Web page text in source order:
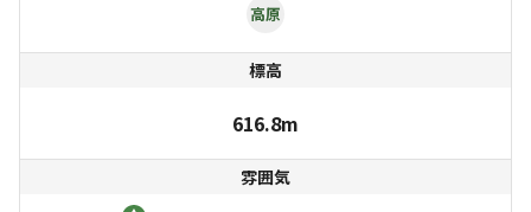
ゆったりと設営いただけます。
焚き火は焚き火台＋シート使用でOK（21時まで）。
夜間はサイレントタイムを設け、静けさを大切にしていま
由布岳スマートIC(ETCのみ可)より車で約5分、湯布院IC
高原
標高
616.8m
雰囲気